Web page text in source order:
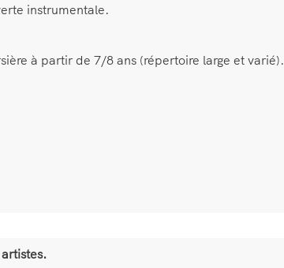
instrumentale.
à partir de 7/8 ans (répertoire large et varié).